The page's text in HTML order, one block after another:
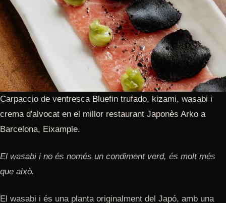
Carpaccio de ventresca Bluefin trufado, kizami, wasabi i
crema d'alvocat en el millor restaurant Japonès Arko a
Barcelona, Eixample.
El wasabi i no és només un condiment verd, és molt més
que això.
El wasabi i és una planta originalment del Japó, amb una